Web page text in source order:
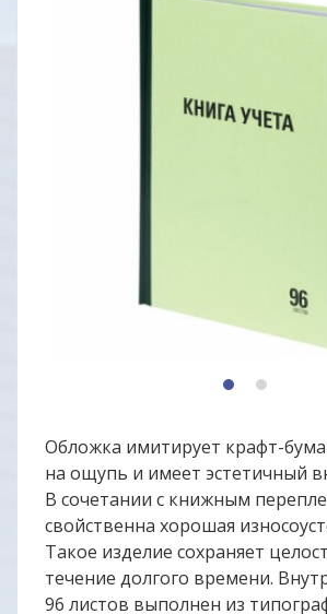
1 2
Обложка имитирует крафт-
на ощупь и имеет эстетичный
В сочетании с книжным
свойственна хорошая
Такое изделие сохраняет
течение долгого времени.
96 листов выполнен из